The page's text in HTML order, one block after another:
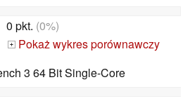
0 pkt. (0%)
+
Pokaż wykres porównawczy
3 64 Bit Single-Core